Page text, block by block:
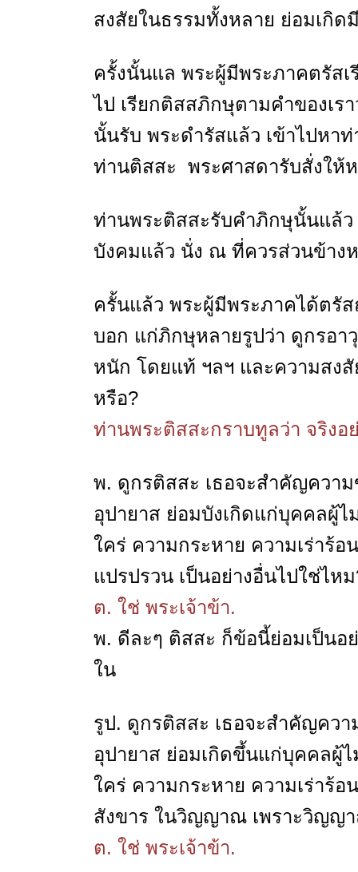
สงสัยในธรรมทั้งหลาย ย่อมเกิด
ครั้งนั้นแล พระผู้มีพระภาคตรัส
ไป เรียกติสสภิกษุตามคำของเ
นั้นรับ พระดำรัสแล้ว เข้าไปหา
ท่านติสสะ พระศาสดารับสั่งให้
ท่านพระติสสะรับคำภิกษุนั้นแล้ว
บังคมแล้ว นั่ง ณ ที่ควรส่วนข้าง
ครั้นแล้ว พระผู้มีพระภาคได้ตรั
บอก แก่ภิกษุหลายรูปว่า ดูกรอา
หนัก โดยแท้ ฯลฯ และความสง
หรือ?
ท่านพระติสสะกราบทูลว่า จริงอ
พ. ดูกรติสสะ เธอจะสำคัญควา
อุปายาส ย่อมบังเกิดแก่บุคคลผู้
ใคร่ ความกระหาย ความเร่าร้
แปรปรวน เป็นอย่างอื่นไปใช่ไห
ต. ใช่ พระเจ้าข้า.
พ. ดีละๆ ติสสะ ก็ข้อนี้ย่อมเป็นอ
ใน
รูป. ดูกรติสสะ เธอจะสำคัญคว
อุปายาส ย่อมเกิดขึ้นแก่บุคคลผู้
ใคร่ ความกระหาย ความเร่าร้
สังขาร ในวิญญาณ เพราะวิญญ
ต. ใช่ พระเจ้าข้า.